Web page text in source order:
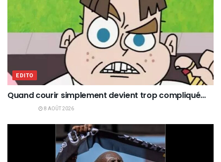
EDITO
Quand courir simplement devient trop compliqué…
8 AOÛT 2026